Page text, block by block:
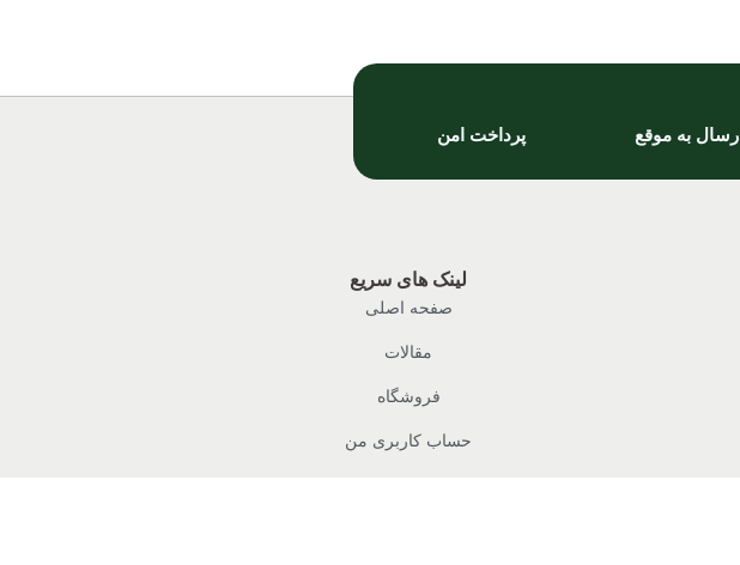
ارسال به موقع پرداخت امن
لینک های سریع
صفحه اصلی
مقالات
فروشگاه
حساب کاربری من